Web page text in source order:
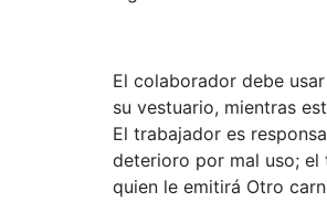
El colaborador debe
su vestuario, mientras
El trabajador es
deterioro por mal uso; el
quien le emitirá Otro